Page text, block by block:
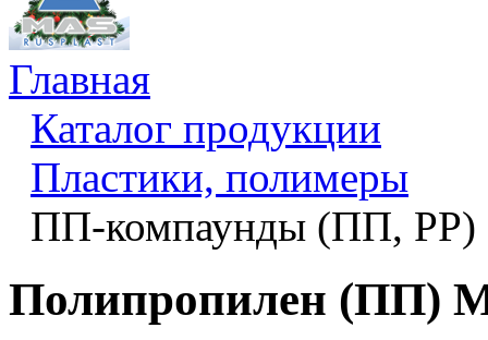
Главная
Каталог продукции
Пластики, полимеры
ПП-компаунды (ПП, PP)
Полипропилен (ПП)